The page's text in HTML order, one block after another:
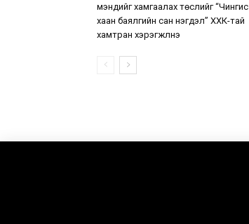
мэндийг хамгаалах төслийг “Чингис
хаан баялгийн сан нэгдэл” ХХК-тай
хамтран хэрэгжүүлнэ